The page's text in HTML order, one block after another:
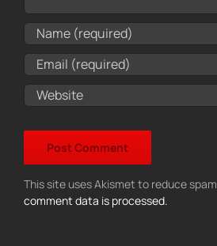
This site uses Akismet to reduce spam.
comment data is processed.